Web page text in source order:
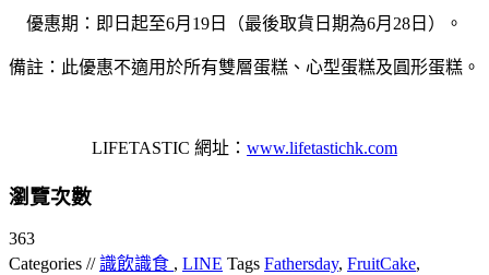
優惠期：即日起至6月19日（最後取貨日期為6月28日）。
備註：此優惠不適用於所有雙層蛋糕、心型蛋糕及圓形蛋糕。
LIFETASTIC 網址： www.lifetastichk.com
瀏覽次數
363
Categories //識飲識食 , LINE Tags Fathersday, FruitCake,